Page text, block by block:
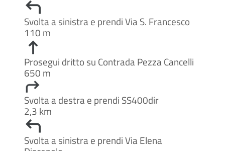
Svolta a sinistra e prendi Via S. Francesco
110 m
Prosegui dritto su Contrada Pezza Cancelli
650 m
Svolta a destra e prendi SS400dir
2,3 km
Svolta a sinistra e prendi Via Elena